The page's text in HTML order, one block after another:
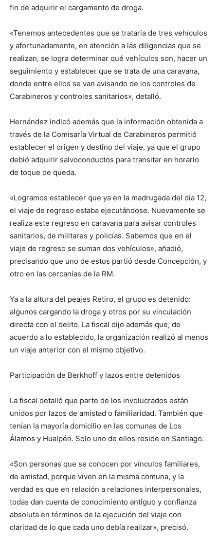
fin de adquirir el cargamento de droga.
«Tenemos antecedentes que se trataría de tres vehículos
y afortunadamente, en atención a las diligencias que se
realizan, se logra determinar qué vehículos son, hacer un
seguimiento y establecer que se trata de una caravana,
donde entre ellos se van avisando de los controles de
Carabineros y controles sanitarios», detalló.
Hernández indicó además que la información obtenida a
través de la Comisaría Virtual de Carabineros permitió
establecer el origen y destino del viaje, ya que el grupo
debió adquirir salvoconductos para transitar en horario
de toque de queda.
«Logramos establecer que ya en la madrugada del día 12,
el viaje de regreso estaba ejecutándose. Nuevamente se
realiza este regreso en caravana para avisar controles
sanitarios, de militares y policías. Sabemos que en el
viaje de regreso se suman dos vehículos», añadió,
precisando que uno de estos partió desde Concepción, y
otro en las cercanías de la RM.
Ya a la altura del peajes Retiro, el grupo es detenido:
algunos cargando la droga y otros por su vinculación
directa con el delito. La fiscal dijo además que, de
acuerdo a lo establecido, la organización realizó al menos
un viaje anterior con el mismo objetivo.
Participación de Berkhoff y lazos entre detenidos
La fiscal detalló que parte de los involucrados están
unidos por lazos de amistad o familiaridad. También que
tenían la mayoría domicilio en las comunas de Los
Álamos y Hualpén. Solo uno de ellos reside en Santiago.
«Son personas que se conocen por vínculos familiares,
de amistad, porque viven en la misma comuna, y la
verdad es que en relación a relaciones interpersonales,
todas dan cuenta de conocimiento antiguo y confianza
absoluta en términos de la ejecución del viaje con
claridad de lo que cada uno debía realizar», precisó.